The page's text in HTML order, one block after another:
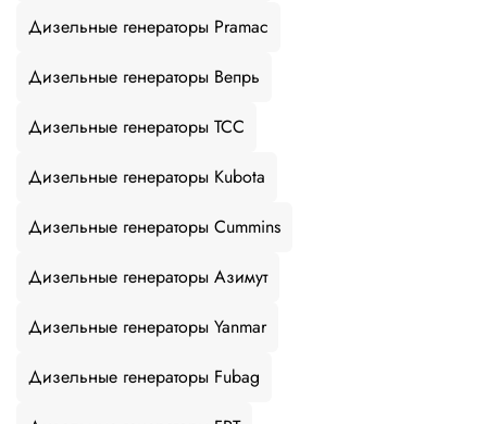
Дизельные генераторы Pramac
Дизельные генераторы Вепрь
Дизельные генераторы ТСС
Дизельные генераторы Kubota
Дизельные генераторы Cummins
Дизельные генераторы Азимут
Дизельные генераторы Yanmar
Дизельные генераторы Fubag